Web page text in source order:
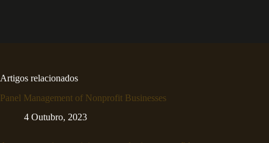
Artigos relacionados
Panel Management of Nonprofit Businesses
4 Outubro, 2023